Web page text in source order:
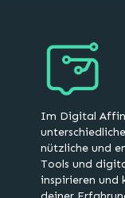
Im Digital Affin
nützliche und
Tools und
inspirieren und